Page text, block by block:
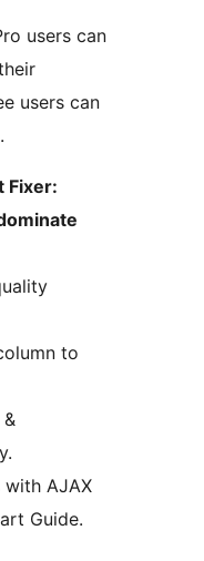
users can
users can
Fixer:
to
AJAX
Guide.